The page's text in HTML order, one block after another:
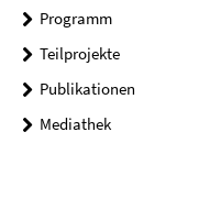
Programm
Teilprojekte
Publikationen
Mediathek